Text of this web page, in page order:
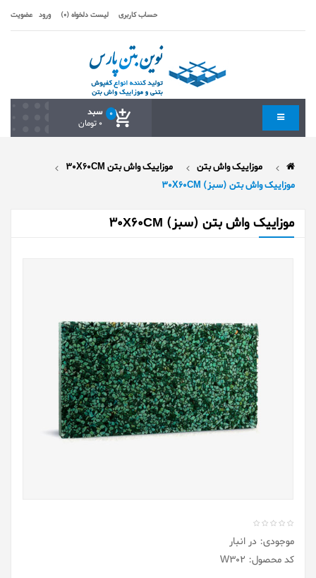
حساب کاربری لیست دلخواه (0) ورود عضویت
سبد 0
0 تومان
موزاییک واش بتن
موزاییک واش بتن 30X60CM
موزاییک واش بتن (سبز) 30X60CM
موزاییک واش بتن (سبز) 30X60CM
موجودی: در انبار
کد محصول: W302